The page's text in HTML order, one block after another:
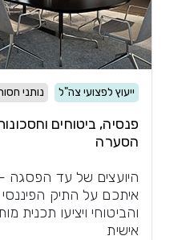
ייעוץ לפצועי צה"ל נותני
פנסיה, ביטוחים
הסערה
היועצים של עד הפסגה -
איתכם על התיק הפיננסי
והביטוחי ויציעו תכנית
אישית